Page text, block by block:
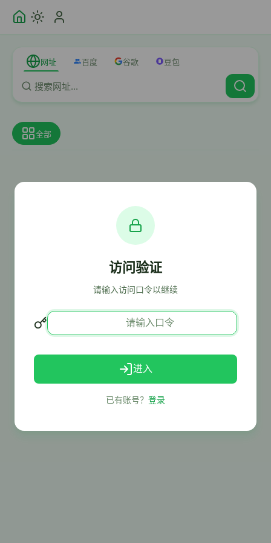
网址 百度 谷歌 豆包
全部
访问验证
请输入访问口令以继续
进入
已有账号？ 登录